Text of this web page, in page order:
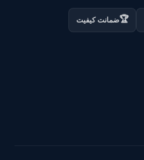
🏆ضمانت کیفیت